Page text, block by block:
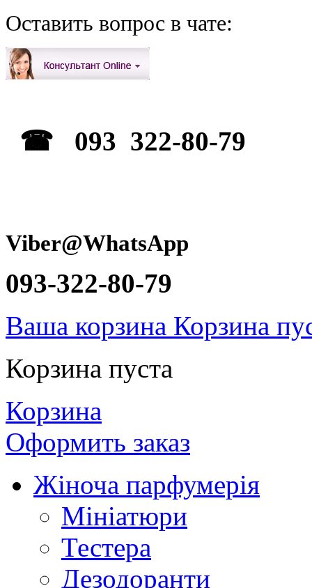
Оставить вопрос в чате:
☎ 093 322-80-79
Viber@WhatsApp
093-322-80-79
Ваша корзина Корзина
Корзина пуста
Корзина
Оформить заказ
Жіноча парфумерія
Мініатюри
Тестера
Дезодоранти